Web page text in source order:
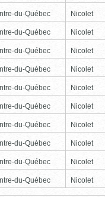
du-Québec Nicolet
du-Québec Nicolet
du-Québec Nicolet
du-Québec Nicolet
du-Québec Nicolet
du-Québec Nicolet
du-Québec Nicolet
du-Québec Nicolet
du-Québec Nicolet
du-Québec Nicolet